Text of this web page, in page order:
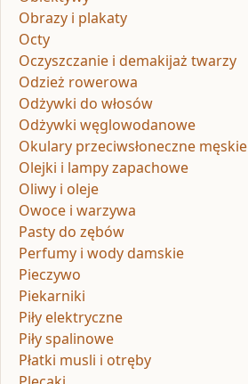
Obrazy i plakaty
Octy
Oczyszczanie i demakijaż twarzy
Odzież rowerowa
Odżywki do włosów
Odżywki węglowodanowe
Okulary przeciwsłoneczne męskie
Olejki i lampy zapachowe
Oliwy i oleje
Owoce i warzywa
Pasty do zębów
Perfumy i wody damskie
Pieczywo
Piekarniki
Piły elektryczne
Piły spalinowe
Płatki musli i otręby